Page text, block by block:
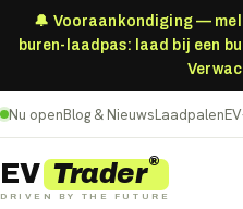
🔔 Vooraankondiging —
buren-laadpas: laad bij een
Nu openBlog & NieuwsLaadpalen
EV Trader®
DRIVEN BY THE FUTURE